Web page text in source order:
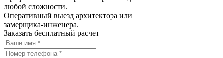
любой сложности.
Оперативный выезд архитектора или
замерщика-инженера.
Заказать бесплатный расчет